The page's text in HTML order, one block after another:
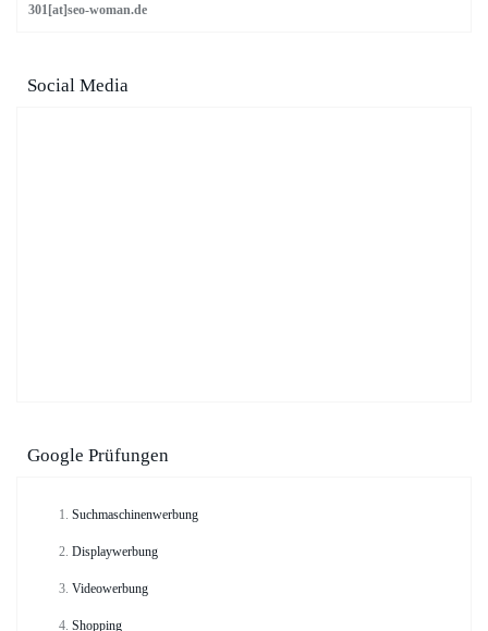
301[at]seo-woman.de
Social Media
Google Prüfungen
Suchmaschinenwerbung
Displaywerbung
Videowerbung
Shopping